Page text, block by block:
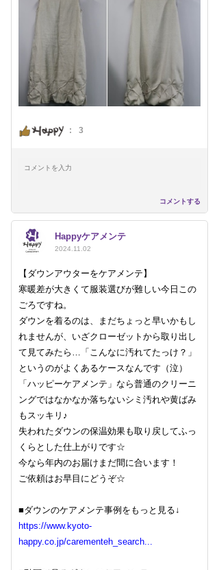
: 3
コメントする
Happyケアメンテ
2024.11.02
【ダウンアウターをケアメンテ】
寒暖差が大きくて服装選びが難しい今日この
ごろですね。
ダウンを着るのは、まだちょっと早いかもし
れませんが、いざクローゼットから取り出し
て見てみたら…「こんなに汚れてたっけ？」
というのがよくあるケースなんです（泣）
「ハッピーケアメンテ」なら普通のクリーニ
ングではなかなか落ちないシミ汚れや黄ばみ
もスッキリ♪
失われたダウンの保温効果も取り戻してふっ
くらとした仕上がりです☆
今なら年内のお届けまだ間に合います！
ご依頼はお早目にどうぞ☆
■ダウンのケアメンテ事例をもっと見る↓
https://www.kyoto-
happy.co.jp/carementeh_search...